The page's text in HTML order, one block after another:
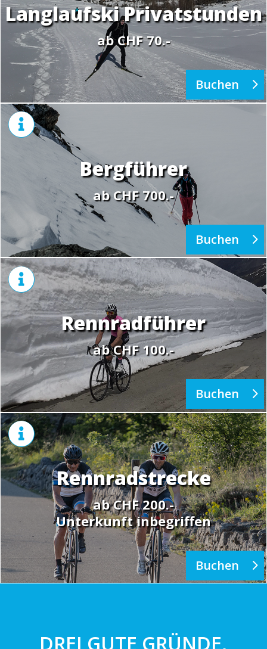
Langlaufski Privatstunden
ab CHF 70.-
Buchen

Bergführer
ab CHF 700.-
Buchen

Rennradführer
ab CHF 100.-
Buchen

Rennradstrecke
ab CHF 200.-
Unterkunft inbegriffen
Buchen
DREI GUTE GRÜNDE,